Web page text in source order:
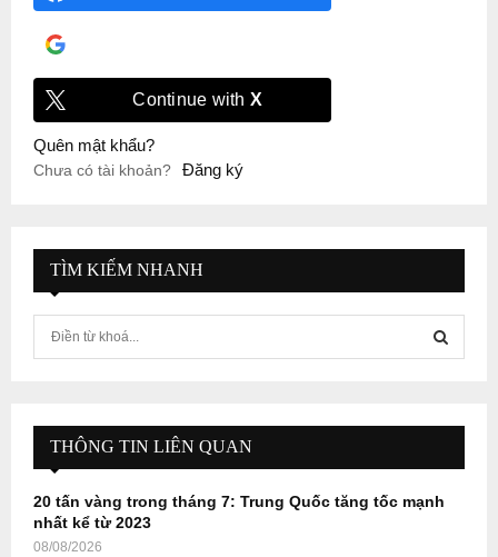
Continue with X
Quên mật khẩu?
Chưa có tài khoản? Đăng ký
TÌM KIẾM NHANH
f
r
E
A
THÔNG TIN LIÊN QUAN
20 tấn vàng trong tháng 7: Trung Quốc tăng tốc mạnh
nhất kể từ 2023
08/08/2026